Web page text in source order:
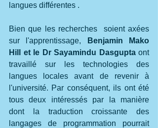
langues différentes .
Bien que les recherches  soient axées
sur l'apprentissage,
Benjamin Mako
Hill et le Dr Sayamindu Dasgupta ont
travaillé sur les technologies des
langues locales avant de revenir à
l'université. Par conséquent, ils ont été
tous deux intéressés par la manière
dont la traduction croissante des
langages de programmation pourrait